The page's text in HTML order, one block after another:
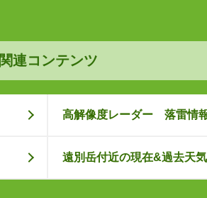
関連コンテンツ
高解像度レーダー 落雷情
遠別岳付近の現在&過去天気